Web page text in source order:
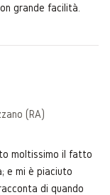
grande facilità.
(RA)
moltissimo il fatto
e mi è piaciuto
di quando